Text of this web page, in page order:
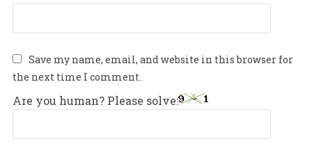
Save my name, email, and website in this browser for
the next time I comment.
Are you human? Please solve: